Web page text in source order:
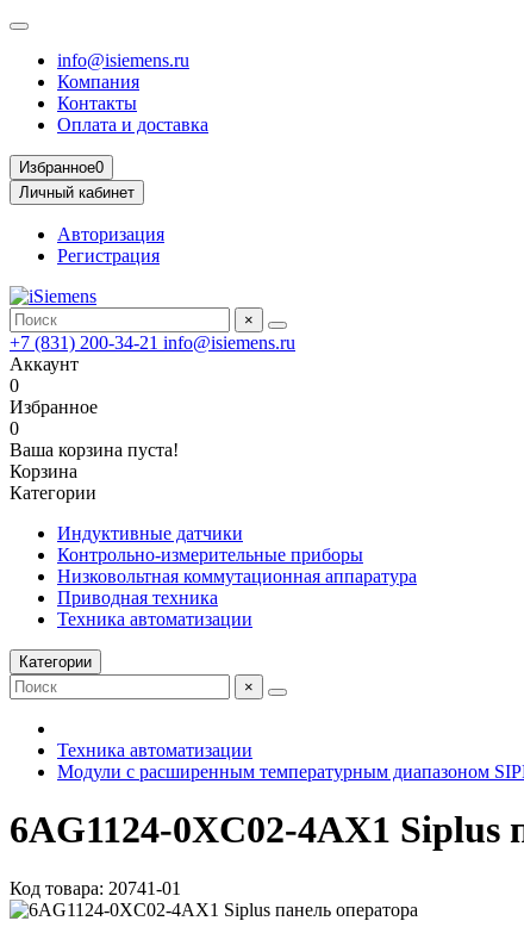
info@isiemens.ru
Компания
Контакты
Оплата и доставка
Избранное0
Личный кабинет
Авторизация
Регистрация
×
+7 (831) 200-34-21 info@isiemens.ru
Аккаунт
0
Избранное
0
Ваша корзина пуста!
Корзина
Категории
Индуктивные датчики
Контрольно-измерительные приборы
Низковольтная коммутационная аппаратура
Приводная техника
Техника автоматизации
Категории
×
Техника автоматизации
Модули с расширенным температурным диапазоном
6AG1124-0XC02-4AX1 Siplus
Код товара: 20741-01